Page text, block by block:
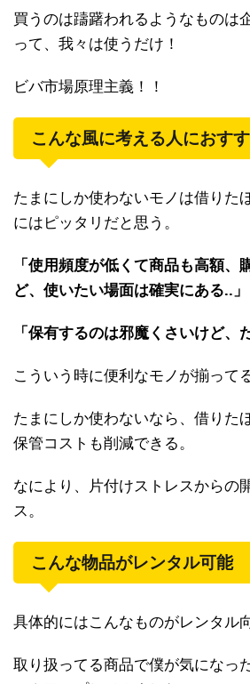
買うのは躊躇われるようなものは
って、我々は使うだけ！
ビバ市場原理主義！！
こんな風に考える人におす
たまにしか使わないモノは借りた
にはピッタリだと思う。
「使用頻度が低くて商品も高額、
ど、使いたい場面は確実にある..」
「保有するのは邪魔くさいけど、
こういう時に便利なモノが揃ってる
たまにしか使わないなら、借りた
保管コストも削減できる。
なにより、片付けストレスからの
ス。
こんな物品がレンタル可能
具体的にはこんなものがレンタル
取り扱ってる商品で僕が気になっ